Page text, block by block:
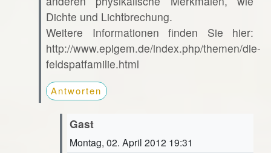
Dichte und Lichtbrechung.
Weitere Informationen finden Sie hier:
http://www.epigem.de/index.php/themen/die-
feldspatfamilie.html
Antworten
Gast
Montag, 02. April 2012 19:31